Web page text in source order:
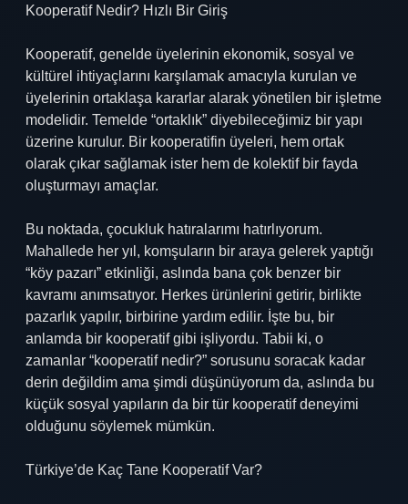
Kooperatif Nedir? Hızlı Bir Giriş
Kooperatif, genelde üyelerinin ekonomik, sosyal ve
kültürel ihtiyaçlarını karşılamak amacıyla kurulan ve
üyelerinin ortaklaşa kararlar alarak yönetilen bir işletme
modelidir. Temelde “ortaklık” diyebileceğimiz bir yapı
üzerine kurulur. Bir kooperatifin üyeleri, hem ortak
olarak çıkar sağlamak ister hem de kolektif bir fayda
oluşturmayı amaçlar.
Bu noktada, çocukluk hatıralarımı hatırlıyorum.
Mahallede her yıl, komşuların bir araya gelerek yaptığı
“köy pazarı” etkinliği, aslında bana çok benzer bir
kavramı anımsatıyor. Herkes ürünlerini getirir, birlikte
pazarlık yapılır, birbirine yardım edilir. İşte bu, bir
anlamda bir kooperatif gibi işliyordu. Tabii ki, o
zamanlar “kooperatif nedir?” sorusunu soracak kadar
derin değildim ama şimdi düşünüyorum da, aslında bu
küçük sosyal yapıların da bir tür kooperatif deneyimi
olduğunu söylemek mümkün.
Türkiye’de Kaç Tane Kooperatif Var?